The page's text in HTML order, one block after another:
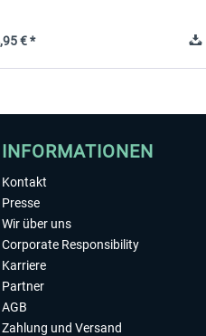
€ *
INFORMATIONEN
Kontakt
Presse
Wir über uns
Corporate Responsibility
Karriere
Partner
AGB
Zahlung und Versand